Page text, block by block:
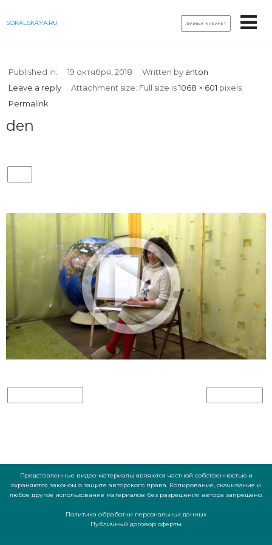
SOKALSKAYA.RU ЛИЧНЫЙ КАБИНЕТ
Published in: 19 октября, 2018 Written by anton
Leave a reply
Attachment size: Full size is1068 × 601 pixels
Permalink
den
Представленные видео-материалы являются частной собственностью и
охраняются законом о защите авторского права. Копирование, скачивание и
любое другое использование материалов без разрешения автора запрещено.
Политика обработки персональных данных
Публичный договор оферты